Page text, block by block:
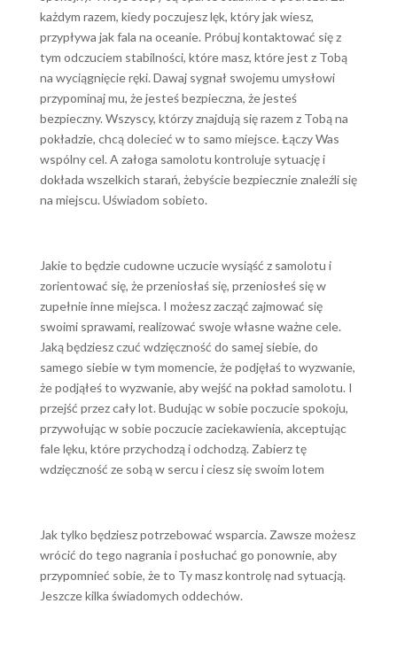
każdym razem, kiedy poczujesz lęk, który jak wiesz,
przypływa jak fala na oceanie. Próbuj kontaktować się z
tym odczuciem stabilności, które masz, które jest z Tobą
na wyciągnięcie ręki. Dawaj sygnał swojemu umysłowi
przypominaj mu, że jesteś bezpieczna, że jesteś
bezpieczny. Wszyscy, którzy znajdują się razem z Tobą na
pokładzie, chcą dolecieć w to samo miejsce. Łączy Was
wspólny cel. A załoga samolotu kontroluje sytuację i
dokłada wszelkich starań, żebyście bezpiecznie znaleźli się
na miejscu. Uświadom sobieto.
Jakie to będzie cudowne uczucie wysiąść z samolotu i
zorientować się, że przeniosłaś się, przeniosłeś się w
zupełnie inne miejsca. I możesz zacząć zajmować się
swoimi sprawami, realizować swoje własne ważne cele.
Jaką będziesz czuć wdzięczność do samej siebie, do
samego siebie w tym momencie, że podjęłaś to wyzwanie,
że podjąłeś to wyzwanie, aby wejść na pokład samolotu. I
przejść przez cały lot. Budując w sobie poczucie spokoju,
przywołując w sobie poczucie zaciekawienia, akceptując
fale lęku, które przychodzą i odchodzą. Zabierz tę
wdzięczność ze sobą w sercu i ciesz się swoim lotem
Jak tylko będziesz potrzebować wsparcia. Zawsze możesz
wrócić do tego nagrania i posłuchać go ponownie, aby
przypomnieć sobie, że to Ty masz kontrolę nad sytuacją.
Jeszcze kilka świadomych oddechów.